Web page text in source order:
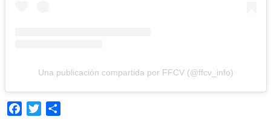
Una publicación compartida por FFCV (@ffcv_info)
Facebook
Twitter